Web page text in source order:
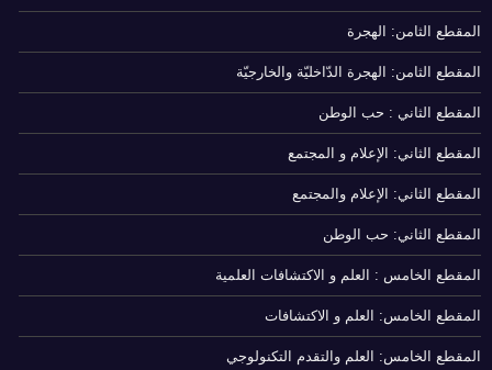
المقطع الثامن: الهجرة
المقطع الثامن: الهجرة الدّاخليّة والخارجيّة
المقطع الثاني : حب الوطن
المقطع الثاني: الإعلام و المجتمع
المقطع الثاني: الإعلام والمجتمع
المقطع الثاني: حب الوطن
المقطع الخامس : العلم و الاكتشافات العلمية
المقطع الخامس: العلم و الاكتشافات
المقطع الخامس: العلم والتقدم التكنولوجي